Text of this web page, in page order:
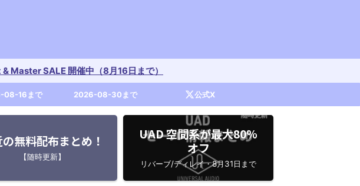
SALE 開催中（8月16日まで）
08-16まで 2026-08-30まで 公式X
無料配布まとめ！
【随時更新】
UAD 空間系が最大80%
オフ
リバーブ/ディレイ・8月31日まで